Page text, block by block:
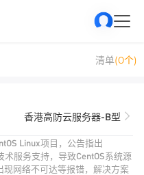
清单(0个)
香港高防云服务器-B型
Linux项目，公告指出
术服务支持，导致CentOS系统源
网络不可达等报错，解决方案